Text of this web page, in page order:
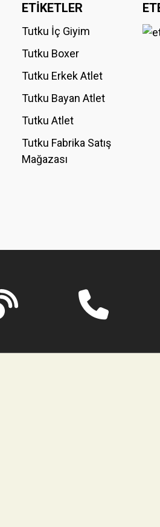
ETİKETLER
Tutku İç Giyim
Tutku Boxer
Tutku Erkek Atlet
Tutku Bayan Atlet
Tutku Atlet
Tutku Fabrika Satış
Mağazası